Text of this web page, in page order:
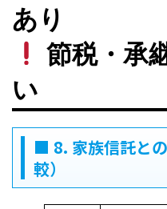
あり
節税・承
い
■ 8. 家族信託と
較）